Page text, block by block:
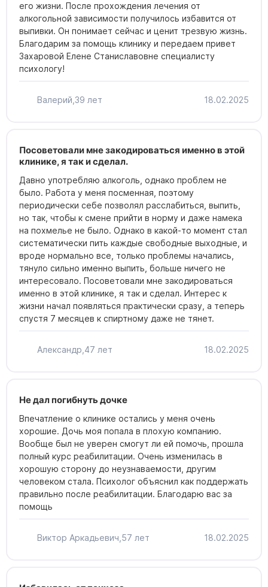
его жизни. После прохождения лечения от
алкогольной зависимости получилось избавится от
выпивки. Он понимает сейчас и ценит трезвую жизнь.
Благодарим за помощь клинику и передаем привет
Захаровой Елене Станиславовне специалисту
психологу!
Валерий, 39 лет 18.02.2025
Посоветовали мне закодироваться именно в этой
клинике, я так и сделал.
Давно употребляю алкоголь, однако проблем не
было. Работа у меня посменная, поэтому
периодически себе позволял расслабиться, выпить,
но так, чтобы к смене прийти в норму и даже намека
на похмелье не было. Однако в какой-то момент стал
систематически пить каждые свободные выходные, и
вроде нормально все, только проблемы начались,
тянуло сильно именно выпить, больше ничего не
интересовало. Посоветовали мне закодироваться
именно в этой клинике, я так и сделал. Интерес к
жизни начал появляться практически сразу, а теперь
спустя 7 месяцев к спиртному даже не тянет.
Александр, 47 лет 18.02.2025
Не дал погибнуть дочке
Впечатление о клинике остались у меня очень
хорошие. Дочь моя попала в плохую компанию.
Вообще был не уверен смогут ли ей помочь, прошла
полный курс реабилитации. Очень изменилась в
хорошую сторону до неузнаваемости, другим
человеком стала. Психолог объяснил как поддержать
правильно после реабилитации. Благодарю вас за
помощь
Виктор Аркадьевич, 57 лет 18.02.2025